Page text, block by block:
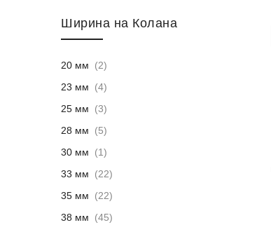
Skip to content
Ширина на Колана
20 мм
(2)
23 мм
(4)
25 мм
(3)
28 мм
(5)
30 мм
(1)
33 мм
(22)
35 мм
(22)
38 мм
(45)